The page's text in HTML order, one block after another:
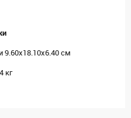
9.60х18.10х6.40 см
кг